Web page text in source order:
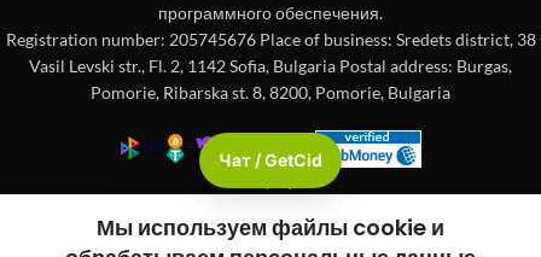
программного обеспечения.
Registration number: 205745676 Place of business: Sredets district, 38
Vasil Levski str., Fl. 2, 1142 Sofia, Bulgaria Postal address: Burgas,
Pomorie, Ribarska st. 8, 8200, Pomorie, Bulgaria
Мы используем файлы cookie и
Чат / GetCid